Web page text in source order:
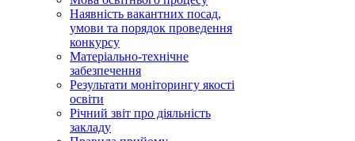
Наявність вакантних посад,
умови та порядок проведення
конкурсу
Матеріально-технічне
забезпечення
Результати моніторингу якості
освіти
Річний звіт про діяльність
закладу